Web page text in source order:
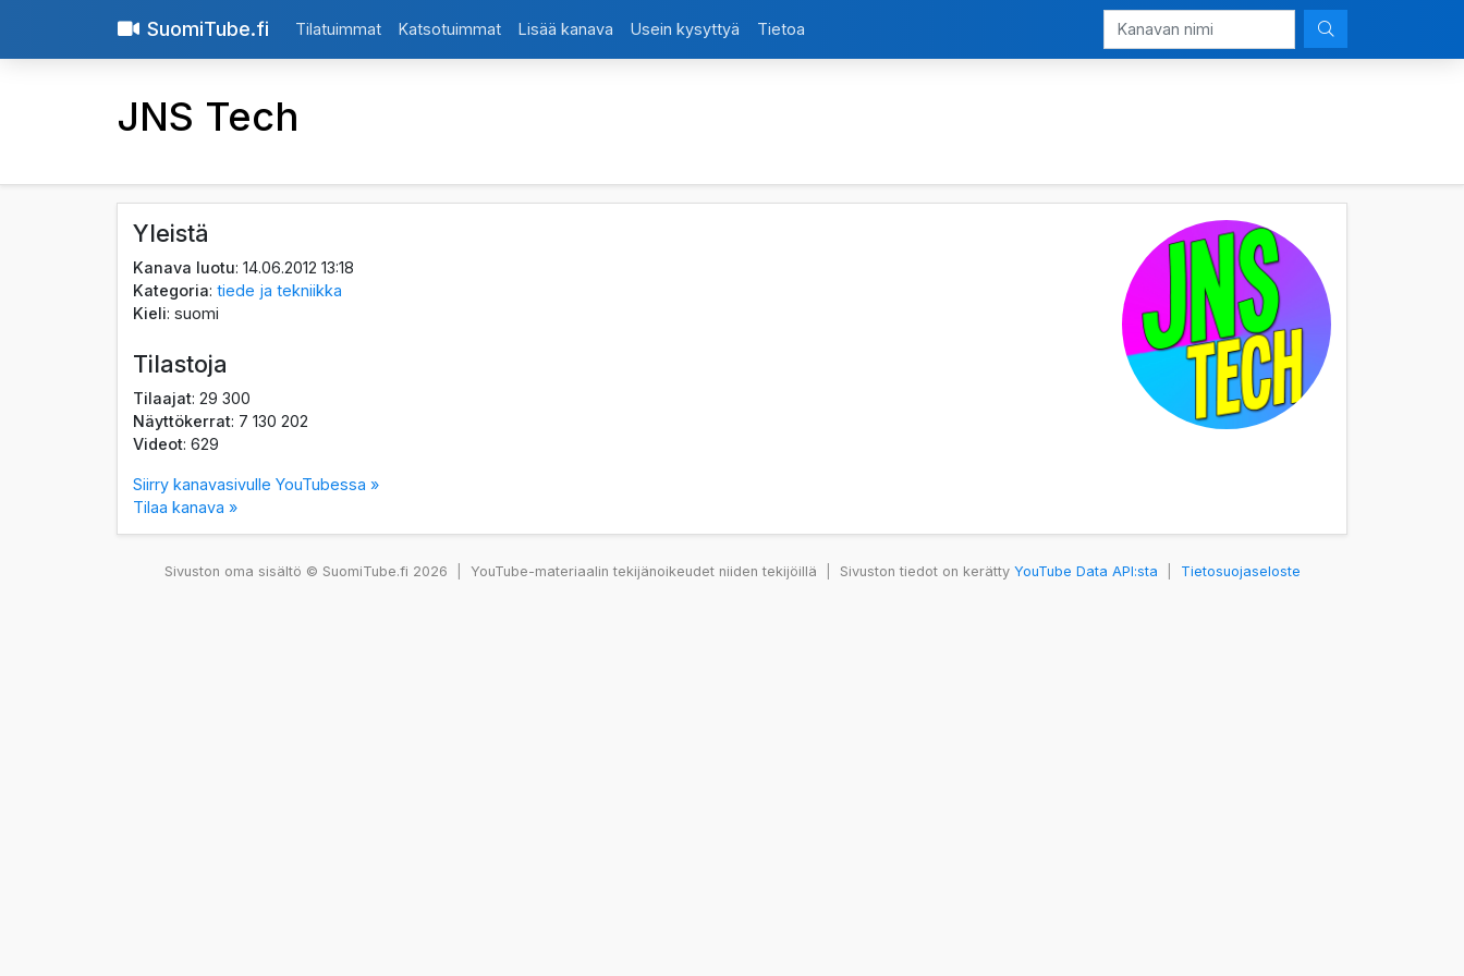
SuomiTube.fi Tilatuimmat Katsotuimmat Lisää kanava Usein kysyttyä Tietoa
JNS Tech
Yleistä
Kanava luotu: 14.06.2012 13:18
Kategoria:tiede ja tekniikka
Kieli: suomi
Tilastoja
Tilaajat: 29 300
Näyttökerrat: 7 130 202
Videot: 629
Siirry kanavasivulle YouTubessa »
Tilaa kanava »
Sivuston oma sisältö © SuomiTube.fi 2026 YouTube-materiaalin tekijänoikeudet niiden tekijöillä Sivuston tiedot on kerätty YouTube Data API:sta Tietosuojaseloste